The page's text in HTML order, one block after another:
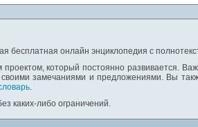
бесплатная онлайн энциклопедия с
проектом, который постоянно развивается.
замечаниями и предложениями. Вы
.
каких-либо ограничений.